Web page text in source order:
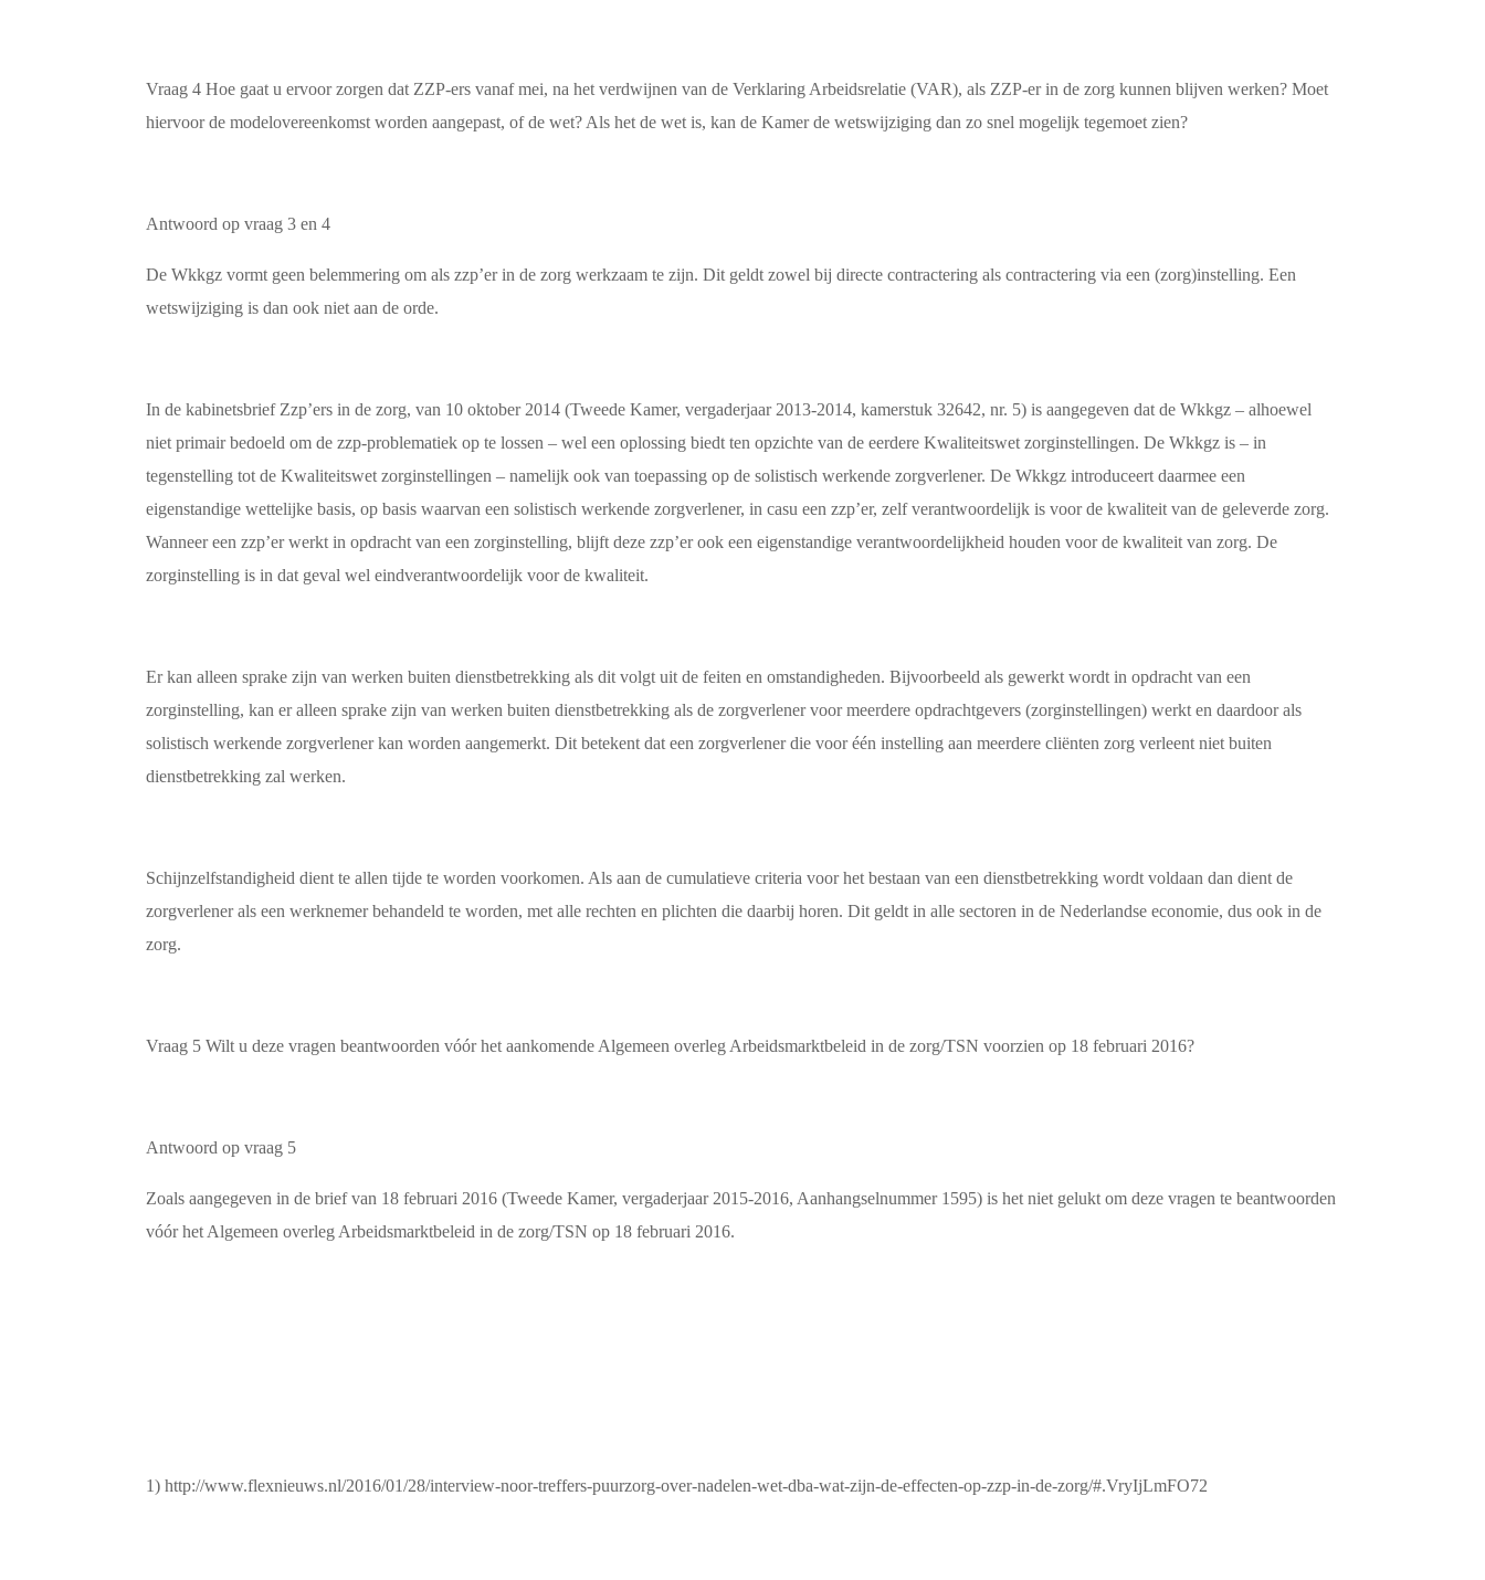
Vraag 4 Hoe gaat u ervoor zorgen dat ZZP-ers vanaf mei, na het verdwijnen van de Verklaring Arbeidsrelatie (VAR), als ZZP-er in de zorg kunnen blijven werken? Moet
hiervoor de modelovereenkomst worden aangepast, of de wet? Als het de wet is, kan de Kamer de wetswijziging dan zo snel mogelijk tegemoet zien?
Antwoord op vraag 3 en 4
De Wkkgz vormt geen belemmering om als zzp’er in de zorg werkzaam te zijn. Dit geldt zowel bij directe contractering als contractering via een (zorg)instelling. Een
wetswijziging is dan ook niet aan de orde.
In de kabinetsbrief Zzp’ers in de zorg, van 10 oktober 2014 (Tweede Kamer, vergaderjaar 2013-2014, kamerstuk 32642, nr. 5) is aangegeven dat de Wkkgz – alhoewel
niet primair bedoeld om de zzp-problematiek op te lossen – wel een oplossing biedt ten opzichte van de eerdere Kwaliteitswet zorginstellingen. De Wkkgz is – in
tegenstelling tot de Kwaliteitswet zorginstellingen – namelijk ook van toepassing op de solistisch werkende zorgverlener. De Wkkgz introduceert daarmee een
eigenstandige wettelijke basis, op basis waarvan een solistisch werkende zorgverlener, in casu een zzp’er, zelf verantwoordelijk is voor de kwaliteit van de geleverde zorg.
Wanneer een zzp’er werkt in opdracht van een zorginstelling, blijft deze zzp’er ook een eigenstandige verantwoordelijkheid houden voor de kwaliteit van zorg. De
zorginstelling is in dat geval wel eindverantwoordelijk voor de kwaliteit.
Er kan alleen sprake zijn van werken buiten dienstbetrekking als dit volgt uit de feiten en omstandigheden. Bijvoorbeeld als gewerkt wordt in opdracht van een
zorginstelling, kan er alleen sprake zijn van werken buiten dienstbetrekking als de zorgverlener voor meerdere opdrachtgevers (zorginstellingen) werkt en daardoor als
solistisch werkende zorgverlener kan worden aangemerkt. Dit betekent dat een zorgverlener die voor één instelling aan meerdere cliënten zorg verleent niet buiten
dienstbetrekking zal werken.
Schijnzelfstandigheid dient te allen tijde te worden voorkomen. Als aan de cumulatieve criteria voor het bestaan van een dienstbetrekking wordt voldaan dan dient de
zorgverlener als een werknemer behandeld te worden, met alle rechten en plichten die daarbij horen. Dit geldt in alle sectoren in de Nederlandse economie, dus ook in de
zorg.
Vraag 5 Wilt u deze vragen beantwoorden vóór het aankomende Algemeen overleg Arbeidsmarktbeleid in de zorg/TSN voorzien op 18 februari 2016?
Antwoord op vraag 5
Zoals aangegeven in de brief van 18 februari 2016 (Tweede Kamer, vergaderjaar 2015-2016, Aanhangselnummer 1595) is het niet gelukt om deze vragen te beantwoorden
vóór het Algemeen overleg Arbeidsmarktbeleid in de zorg/TSN op 18 februari 2016.
1) http://www.flexnieuws.nl/2016/01/28/interview-noor-treffers-puurzorg-over-nadelen-wet-dba-wat-zijn-de-effecten-op-zzp-in-de-zorg/#.VryIjLmFO72